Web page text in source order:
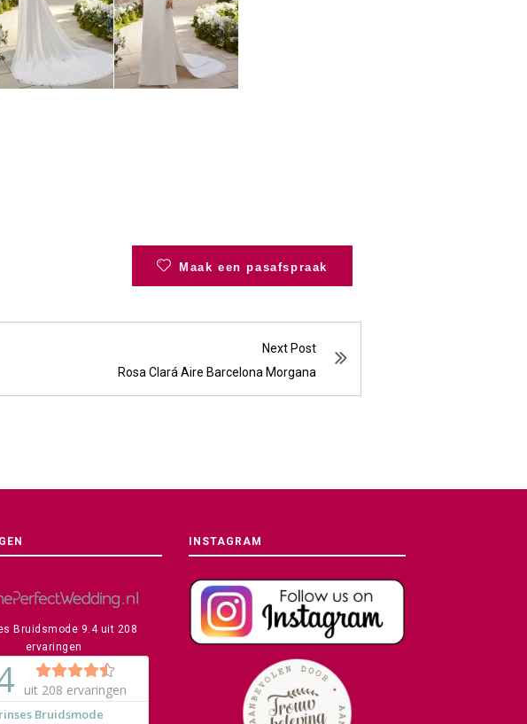
Maak een pasafspraak
Next Post
Rosa Clará Aire Barcelona Morgana
Bruidsmode 9.4uit 208
ervaringen
INSTAGRAM